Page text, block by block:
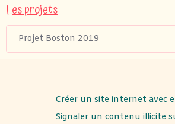
Les projets
Projet Boston 2019
Créer un site internet avec
Signaler un contenu illicite